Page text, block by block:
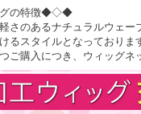
の特徴◆◇◆
さのあるナチュラルウェ
るスタイルとなっておりま
ご購入につき、ウィッグネ